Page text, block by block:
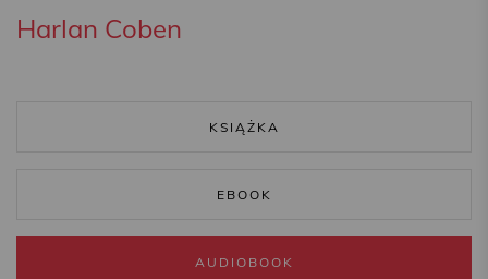
Harlan Coben
KSIĄŻKA
EBOOK
AUDIOBOOK